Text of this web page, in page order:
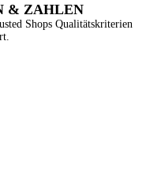
& ZAHLEN
Shops Qualitätskriterien